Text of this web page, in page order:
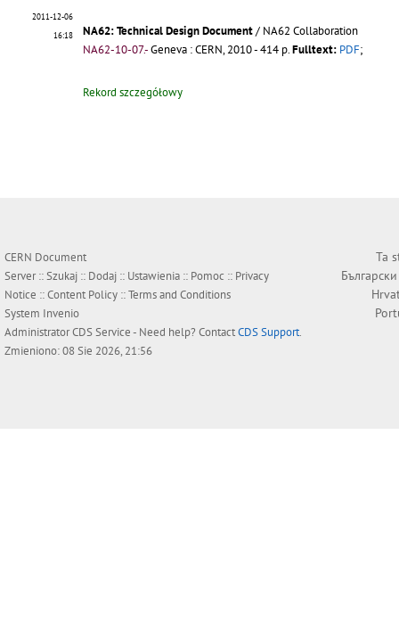
2011-12-06
16:18
NA62: Technical Design Document/ NA62 Collaboration
NA62-10-07.-Geneva : CERN, 2010 - 414 p.Fulltext: PDF;
Rekord szczegółowy
CERN Document
Server ::Szukaj :: Dodaj :: Ustawienia :: Pomoc :: Privacy
Notice ::Content Policy ::Terms and Conditions
System Invenio
AdministratorCDS Service- Need help? ContactCDS Support.
Zmieniono: 08 Sie 2026, 21:56
Ta
Български